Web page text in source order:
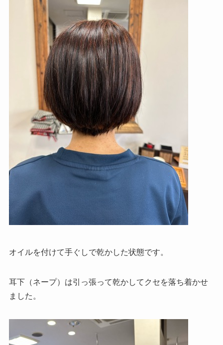
オイルを付けて手ぐしで乾かした状態です。
耳下（ネープ）は引っ張って乾かしてクセを落ち着かせ
ました。